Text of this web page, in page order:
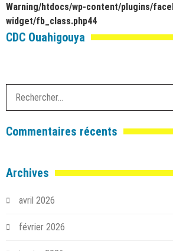
Warning/htdocs/wp-content/plugins/
widget/fb_class.php44
CDC Ouahigouya
Commentaires récents
Archives
avril 2026
février 2026